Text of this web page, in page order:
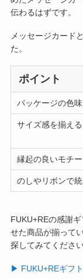
伝わるはずです。
メッセージカード
た。
ポイント
パッケージの色
サイズ感を揃える
縁起の良いモチ
のしやリボンで
FUKU+REの感謝
せた商品が揃って
探してみてください
▶︎ FUKU+REギフ